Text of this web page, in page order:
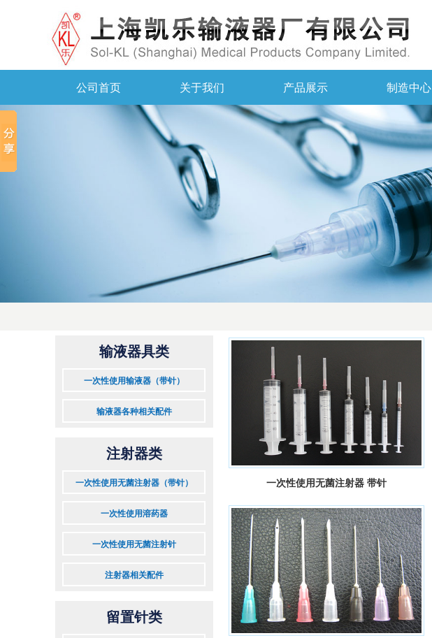
公司首页 关于我们 产品展示 制造中心
输液器具类
一次性使用输液器（带针）
输液器各种相关配件
注射器类
一次性使用无菌注射器（带针）
一次性使用溶药器
一次性使用无菌注射针
注射器相关配件
留置针类
一次性使用无菌注射器 带针